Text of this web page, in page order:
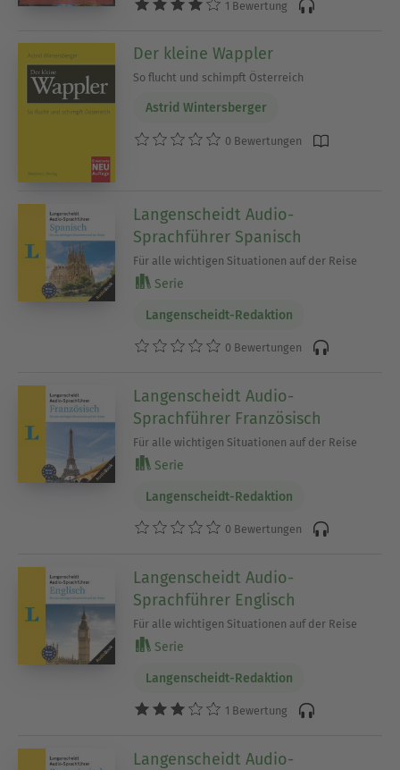
1 Bewertung
Der kleine Wappler
So flucht und schimpft Österreich
Astrid Wintersberger
0 Bewertungen
Langenscheidt Audio-
Sprachführer Spanisch
Für alle wichtigen Situationen auf der Reise
Serie
Langenscheidt-Redaktion
0 Bewertungen
Langenscheidt Audio-
Sprachführer Französisch
Für alle wichtigen Situationen auf der Reise
Serie
Langenscheidt-Redaktion
0 Bewertungen
Langenscheidt Audio-
Sprachführer Englisch
Für alle wichtigen Situationen auf der Reise
Serie
Langenscheidt-Redaktion
1 Bewertung
Langenscheidt Audio-